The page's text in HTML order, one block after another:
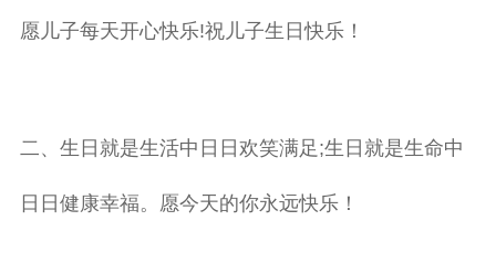
愿儿子每天开心快乐!祝儿子生日快乐！
二、生日就是生活中日日欢笑满足;生日就是生命中
日日健康幸福。愿今天的你永远快乐！